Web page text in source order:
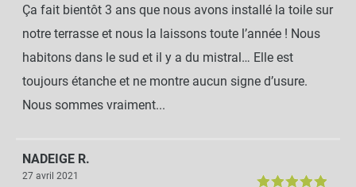
Ça fait bientôt 3 ans que nous avons installé la toile sur
notre terrasse et nous la laissons toute l’année ! Nous
habitons dans le sud et il y a du mistral… Elle est
toujours étanche et ne montre aucun signe d’usure.
Nous sommes vraiment...
NADEIGE R.
27 avril 2021